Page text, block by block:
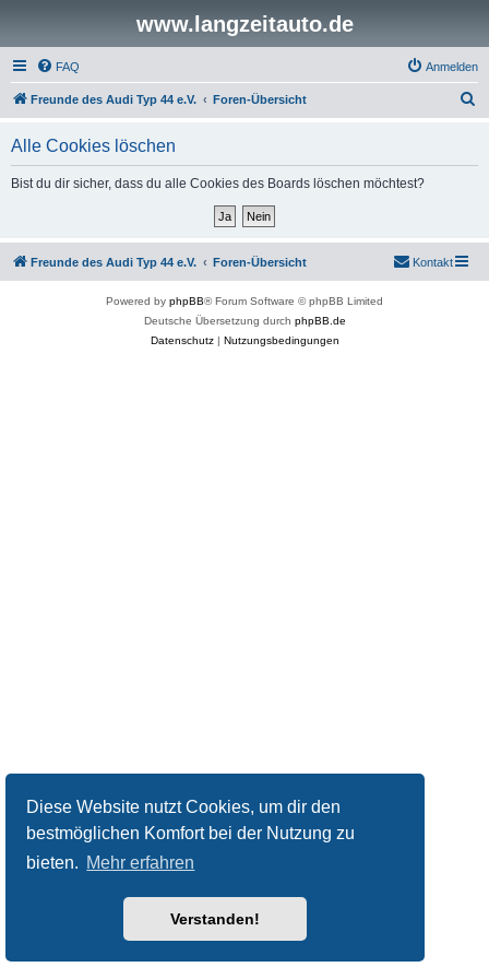
Diese Website nutzt Cookies, um dir den
bestmöglichen Komfort bei der Nutzung zu
bieten. Mehr erfahren
Verstanden!
www.langzeitauto.de
FAQ Anmelden
Freunde des Audi Typ 44 e.V. Foren-Übersicht
Alle Cookies löschen
Bist du dir sicher, dass du alle Cookies des Boards löschen möchtest?
Freunde des Audi Typ 44 e.V. Foren-Übersicht Kontakt
Powered by phpBB® Forum Software © phpBB Limited
Deutsche Übersetzung durch phpBB.de
Datenschutz| Nutzungsbedingungen